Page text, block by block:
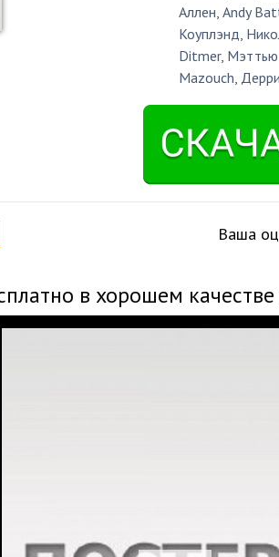
Аллен, Andy
Коуплэнд,
Ditmer,
Mazouch,
Ваша
в хорошем